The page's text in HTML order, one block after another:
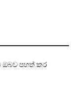
පහත් කර